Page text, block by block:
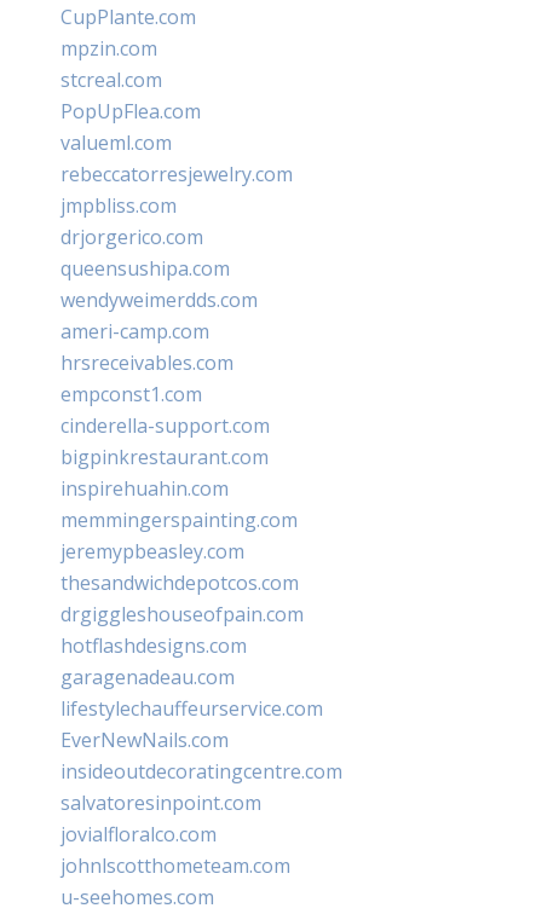
CupPlante.com
mpzin.com
stcreal.com
PopUpFlea.com
valueml.com
rebeccatorresjewelry.com
jmpbliss.com
drjorgerico.com
queensushipa.com
wendyweimerdds.com
ameri-camp.com
hrsreceivables.com
empconst1.com
cinderella-support.com
bigpinkrestaurant.com
inspirehuahin.com
memmingerspainting.com
jeremypbeasley.com
thesandwichdepotcos.com
drgiggleshouseofpain.com
hotflashdesigns.com
garagenadeau.com
lifestylechauffeurservice.com
EverNewNails.com
insideoutdecoratingcentre.com
salvatoresinpoint.com
jovialfloralco.com
johnlscotthometeam.com
u-seehomes.com